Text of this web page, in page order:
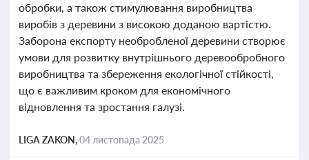
обробки, а також стимулювання виробництва
виробів з деревини з високою доданою вартістю.
Заборона експорту необробленої деревини створює
умови для розвитку внутрішнього деревообробного
виробництва та збереження екологічної стійкості,
що є важливим кроком для економічного
відновлення та зростання галузі.
LIGA ZAKON,04 листопада 2025